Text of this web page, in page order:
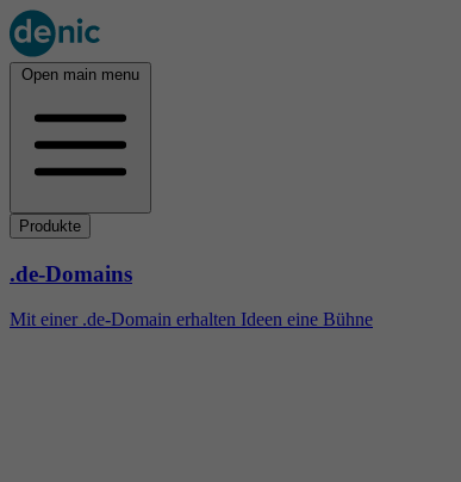
Open main menu
Produkte
.de-Domains
Mit einer .de-Domain erhalten Ideen eine Bühne